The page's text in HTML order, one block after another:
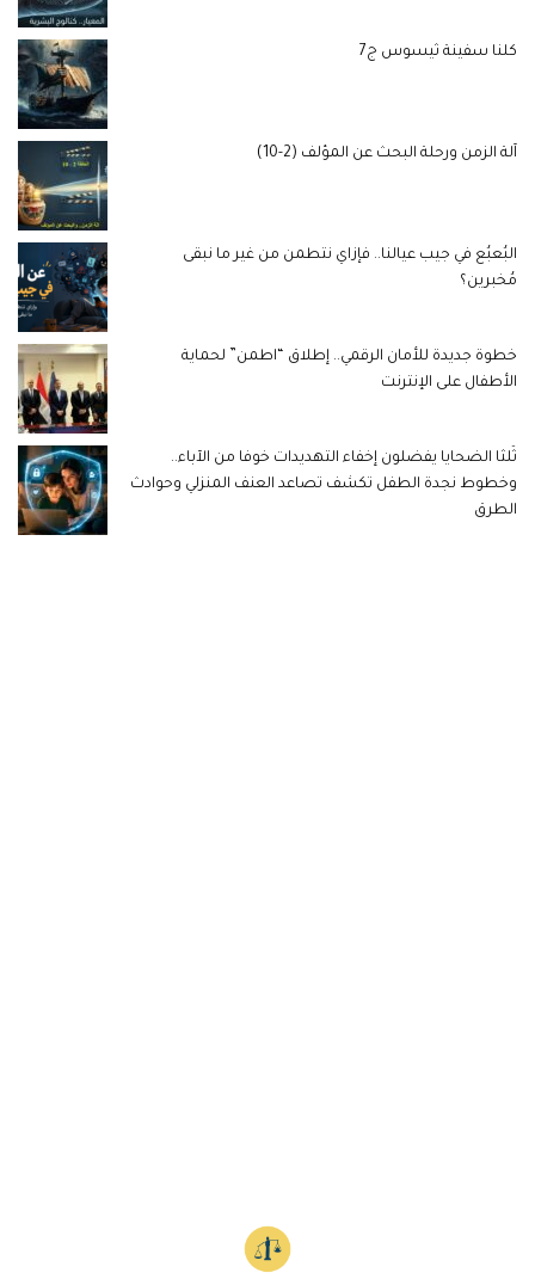
كلنا سفينة ثيسوس ج7
آلة الزمن ورحلة البحث عن المؤلف (2-10)
البُعبُع في جيب عيالنا.. فإزاي نتطمن من غير ما نبقى
مُخبرين؟
خطوة جديدة للأمان الرقمي.. إطلاق “اطمن” لحماية
الأطفال على الإنترنت
ثُلثا الضحايا يفضلون إخفاء التهديدات خوفا من الآباء..
وخطوط نجدة الطفل تكشف تصاعد العنف المنزلي وحوادث
الطرق